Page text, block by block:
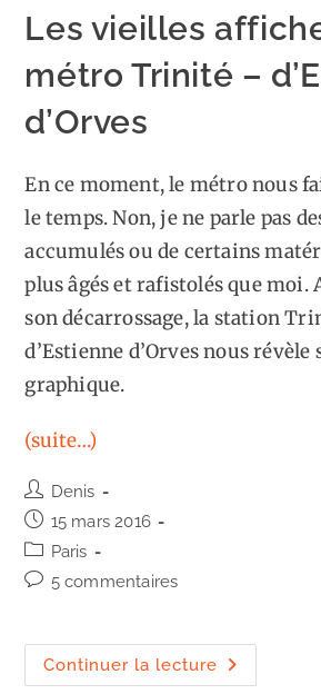
Les vieilles
métro Trinité –
d’Orves
En ce moment, le métro nous
le temps. Non, je ne parle pas
accumulés ou de certains
plus âgés et rafistolés que moi.
son décarrossage, la station
d’Estienne d’Orves nous
graphique.
(suite…)
Auteur/autrice
de
publication :
Denis
Publication
publiée :
15 mars 2016
Post
category:
Paris
Commentaires
publication :
5 commentaires
Continuer la lecture Les